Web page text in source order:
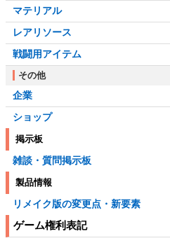
マテリアル
レアリソース
戦闘用アイテム
その他
企業
ショップ
掲示板
雑談・質問掲示板
製品情報
リメイク版の変更点・新要素
ゲーム権利表記